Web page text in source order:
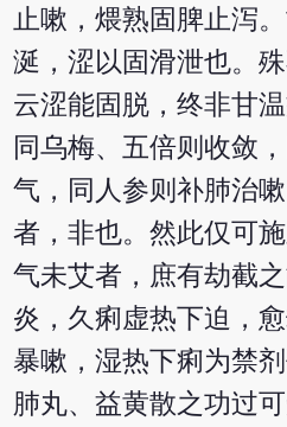
止嗽，煨熟固脾止泻
涎，涩以固滑泄也。
云涩能固脱，终非甘
同乌梅、五倍则收敛
气，同人参则补肺治
者，非也。然此仅可
气未艾者，庶有劫截
炎，久痢虚热下迫，
暴嗽，湿热下痢为禁
肺丸、益黄散之功过可